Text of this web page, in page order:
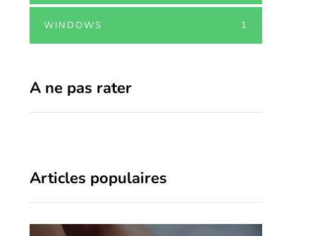
WINDOWS 1
A ne pas rater
Articles populaires